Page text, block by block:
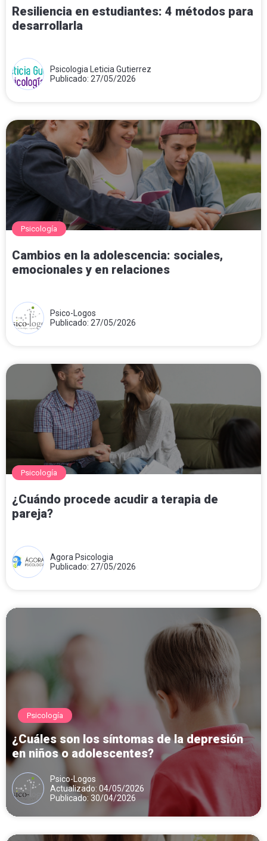
Resiliencia en estudiantes: 4 métodos para
desarrollarla
Psicologia Leticia Gutierrez
Publicado: 27/05/2026
Psicología
Cambios en la adolescencia: sociales,
emocionales y en relaciones
Psico-Logos
Publicado: 27/05/2026
Psicología
¿Cuándo procede acudir a terapia de
pareja?
Agora Psicologia
Publicado: 27/05/2026
Psicología
¿Cuáles son los síntomas de la depresión
en niños o adolescentes?
Psico-Logos
Actualizado: 04/05/2026
Publicado: 30/04/2026